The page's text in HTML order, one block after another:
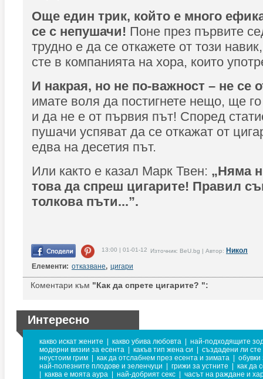
Още един трик, който е много
се с непушачи! Поне през първите
трудно е да се откажете от този
сте в компанията на хора, които
И накрая, но не по-важност – не се
имате воля да постигнете нещо, ще
и да не е от първия път! Според
пушачи успяват да се откажат от
едва на десетия път.
Или както е казал Марк Твен: „Няма
това да спреш цигарите! Правил
толкова пъти...”.
13:00 | 01-01-12 Източник: BeU.bg | Автор: Никол
Елементи: отказване, цигари
Коментари към "Как да спрете цигарите? ":
Интересно
какво искат жените какво убива любовта
най-подходящите
модерни визии за есента
какъв тип жена си
създадени ли сте
неустоим грим
как да отслабнем през есента и зимата
обувки
най-полезните плодове и зеленчуци
грижи за устните
как да
каква е моята аура най-добрият секс часът на раждане и